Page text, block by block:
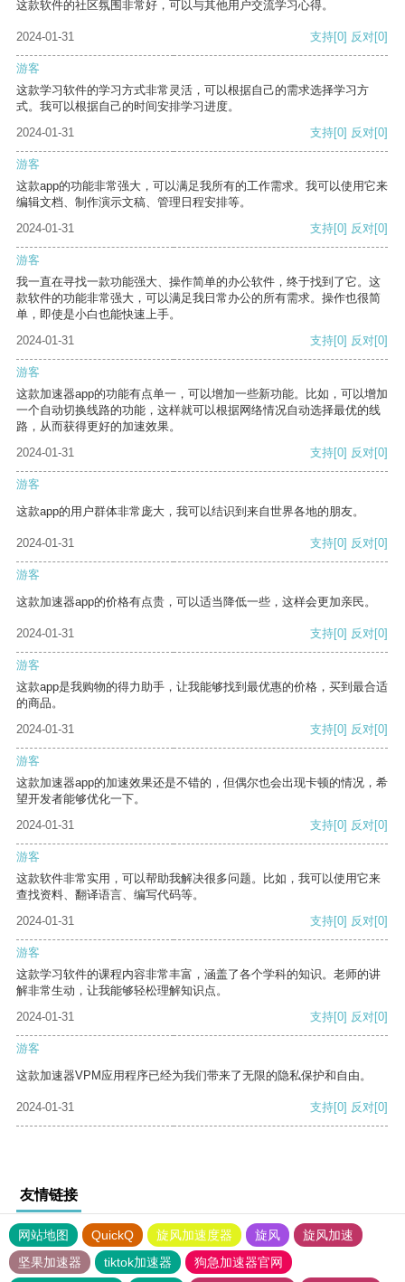
这款软件的社区氛围非常好，可以与其他用户交流学习心得。
2024-01-31 支持[0] 反对[0]
游客
这款学习软件的学习方式非常灵活，可以根据自己的需求选择学习方
式。我可以根据自己的时间安排学习进度。
2024-01-31
支持[0] 反对[0]
游客
这款app的功能非常强大，可以满足我所有的工作需求。我可以使用它来
编辑文档、制作演示文稿、管理日程安排等。
2024-01-31
支持[0] 反对[0]
游客
我一直在寻找一款功能强大、操作简单的办公软件，终于找到了它。这
款软件的功能非常强大，可以满足我日常办公的所有需求。操作也很简
单，即使是小白也能快速上手。
2024-01-31
支持[0] 反对[0]
游客
这款加速器app的功能有点单一，可以增加一些新功能。比如，可以增加
一个自动切换线路的功能，这样就可以根据网络情况自动选择最优的线
路，从而获得更好的加速效果。
2024-01-31
支持[0] 反对[0]
游客
这款app的用户群体非常庞大，我可以结识到来自世界各地的朋友。
2024-01-31 支持[0] 反对[0]
游客
这款加速器app的价格有点贵，可以适当降低一些，这样会更加亲民。
2024-01-31 支持[0] 反对[0]
游客
这款app是我购物的得力助手，让我能够找到最优惠的价格，买到最合适
的商品。
2024-01-31
支持[0] 反对[0]
游客
这款加速器app的加速效果还是不错的，但偶尔也会出现卡顿的情况，希
望开发者能够优化一下。
2024-01-31
支持[0] 反对[0]
游客
这款软件非常实用，可以帮助我解决很多问题。比如，我可以使用它来
查找资料、翻译语言、编写代码等。
2024-01-31
支持[0] 反对[0]
游客
这款学习软件的课程内容非常丰富，涵盖了各个学科的知识。老师的讲
解非常生动，让我能够轻松理解知识点。
2024-01-31
支持[0] 反对[0]
游客
这款加速器VPM应用程序已经为我们带来了无限的隐私保护和自由。
2024-01-31 支持[0] 反对[0]
友情链接
网站地图 QuickQ 旋风加速度器 旋风
旋风加速
坚果加速器
tiktok加速器 狗急加速器官网